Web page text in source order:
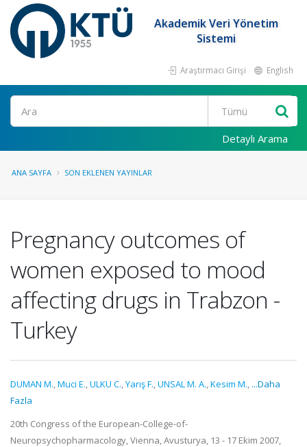
Akademik Veri Yönetim
Sistemi
Araştırmacı Girişi English
Ara
Detaylı Arama
ANA SAYFA SON EKLENEN YAYINLAR
Pregnancy outcomes of
women exposed to mood
affecting drugs in Trabzon -
Turkey
DUMAN M.,Muci E.,ULKU C.,Yarış F.,UNSAL M. A.,Kesim M., ...Daha
Fazla
20th Congress of the European-College-of-
Neuropsychopharmacology, Vienna, Avusturya, 13 - 17 Ekim 2007,